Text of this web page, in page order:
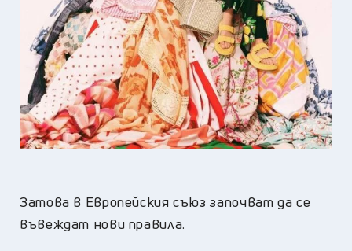
Затова в Европейския съюз започват да се
въвеждат нови правила.